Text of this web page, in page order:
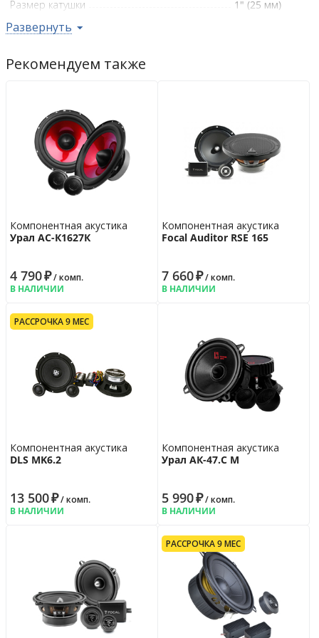
Размер катушки
1" (25 мм)
Параметры ВЧ-динамика
Установочные размеры
Гарантийная политика
Возврат
14 дн.
Гарантия
12 мес.
Развернуть
Рекомендуем также
Компонентная акустика
Урал АС-К1627К
4 790₽/ комп.
В НАЛИЧИИ
Компонентная акустика
Focal Auditor RSE 165
7 660₽/ комп.
В НАЛИЧИИ
РАССРОЧКА 9 МЕС
Компонентная акустика
DLS MK6.2
13 500₽/ комп.
В НАЛИЧИИ
Компонентная акустика
Урал АК-47.C М
5 990₽/ комп.
В НАЛИЧИИ
РАССРОЧКА 9 МЕС